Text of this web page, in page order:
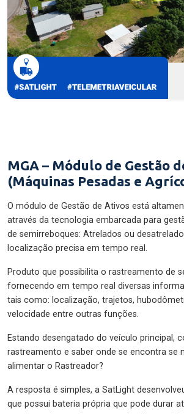
MGA – Módulo de Gestão
(Máquinas Pesadas e
O módulo de Gestão de Ativos está
através da tecnologia embarcada para
de semirreboques: Atrelados ou
localização precisa em tempo real.
Produto que possibilita o rastreamento de
fornecendo em tempo real diversas
tais como: localização, trajetos,
velocidade entre outras funções.
Estando desengatado do veículo principal,
rastreamento e saber onde se encontra se
alimentar o Rastreador?
A resposta é simples, a SatLight
que possui bateria própria que pode durar